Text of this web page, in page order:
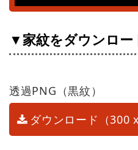
▼家紋をダウンロー
透過PNG（黒紋）
ダウンロード（300